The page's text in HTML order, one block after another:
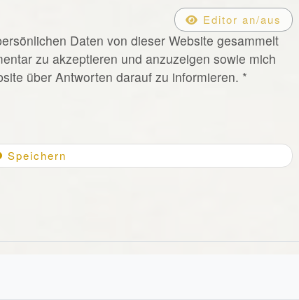
Editor an/aus
Daten von dieser Website gesammelt
zu akzeptieren und anzuzeigen sowie mich
über Antworten darauf zu informieren. *
Speichern